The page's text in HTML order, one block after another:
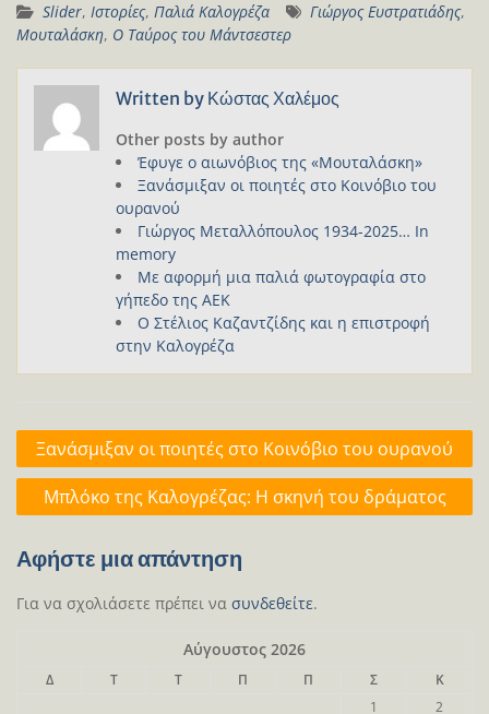
Slider, Ιστορίες, Παλιά Καλογρέζα Γιώργος Ευστρατιάδης,
Μουταλάσκη, Ο Ταύρος του Μάντσεστερ
Written by Κώστας Χαλέμος
Other posts by author
Έφυγε ο αιωνόβιος της «Μουταλάσκη»
Ξανάσμιξαν οι ποιητές στο Κοινόβιο του
ουρανού
Γιώργος Μεταλλόπουλος 1934-2025… In
memory
Με αφορμή μια παλιά φωτογραφία στο
γήπεδο της ΑΕΚ
Ο Στέλιος Καζαντζίδης και η επιστροφή
στην Καλογρέζα
Πλοήγηση
άρθρων
Ξανάσμιξαν οι ποιητές στο Κοινόβιο του ουρανού
Μπλόκο της Καλογρέζας: Η σκηνή του δράματος
Αφήστε μια απάντηση
Για να σχολιάσετε πρέπει να συνδεθείτε.
Αύγουστος 2026
Δ Τ Τ Π Π Σ
Κ
1
2